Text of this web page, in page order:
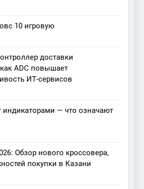
10 игровую
доставки
ADC повышает
ИТ-сервисов
индикаторами — что означают
Обзор нового кроссовера,
покупки в Казани